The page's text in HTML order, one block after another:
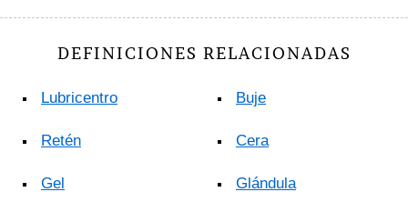
DEFINICIONES RELACIONADAS
Lubricentro
Retén
Gel
Buje
Cera
Glándula